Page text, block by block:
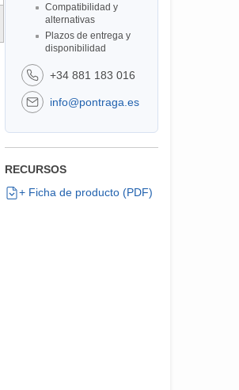
Compatibilidad y
alternativas
Plazos de entrega y
disponibilidad
+34 881 183 016
info@pontraga.es
RECURSOS
+ Ficha de producto (PDF)